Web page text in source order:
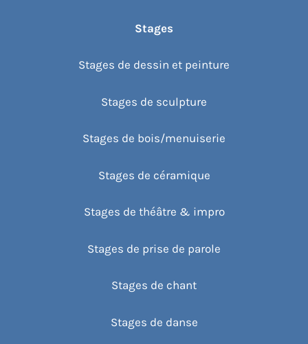
Stages
Stages de dessin et peinture
Stages de sculpture
Stages de bois/menuiserie
Stages de céramique
Stages de théâtre & impro
Stages de prise de parole
Stages de chant
Stages de danse